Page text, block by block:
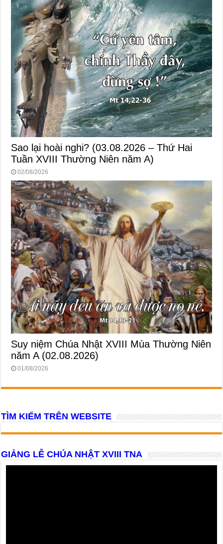
Sao lại hoài nghi? (03.08.2026 – Thứ Hai
Tuần XVIII Thường Niên năm A)
02/08/2026
Suy niệm Chúa Nhật XVIII Mùa Thường Niên
năm A (02.08.2026)
01/08/2026
TÌM KIẾM TRÊN WEBSITE
GIẢNG LỄ CHÚA NHẬT XVIII TNA